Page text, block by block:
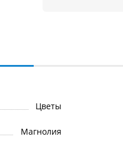
Цветы
Магнолия